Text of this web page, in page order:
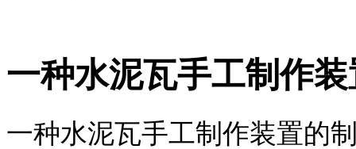
一种水泥瓦手工制作
一种水泥瓦手工制作装置的